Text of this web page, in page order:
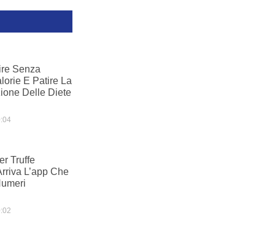
Senza
E Patire La
Delle Diete
Truffe
L’app Che